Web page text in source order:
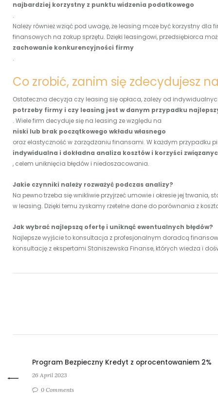
najbardziej korzystny z punktu widzenia podatkowego
.
Należy również wziąć pod uwagę, że leasing może być korzystny
finansowych na zakup sprzętu. Dzięki leasingowi, przedsiębiorca
zachowanie konkurencyjności firmy
.
Co zrobić, zanim się zdecydujesz
Ostateczna decyzja czy leasing się opłaca, zależy od
potrzeby firmy i czy leasing jest w danym przypadku
. Wiele firm decyduje się na leasing ze względu na
niski lub brak początkowego wkładu własnego
oraz elastyczność w zarządzaniu finansami. W każdym przypadku
indywidualna i dokładna analiza kosztów i korzyści
, celem uniknięcia błędów i niedoszacowania.
Jakie czynniki należy rozważyć podczas analizy?
Na pewno trzeba się wnikliwie przyjrzeć umowie i okresie jej
w leasing. Dzięki temu zyskamy rzetelne dane do porównania z
Jak wybrać najlepszą ofertę i uniknąć ewentualnych błędów?
Najlepsze wyjście to konsultacja z profesjonalnym doradcą
konsultację z ekspertami Staniszewska Finanse, których wiedza i
Program Bezpieczny Kredyt z oprocentowaniem 2%
26 April 2023
0 Comments